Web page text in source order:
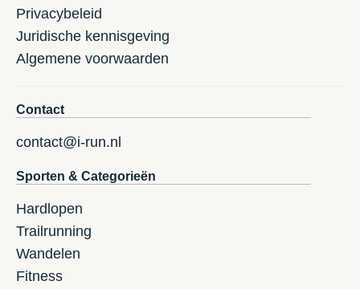
Privacybeleid
Juridische kennisgeving
Algemene voorwaarden
Contact
contact@i-run.nl
Sporten & Categorieën
Hardlopen
Trailrunning
Wandelen
Fitness